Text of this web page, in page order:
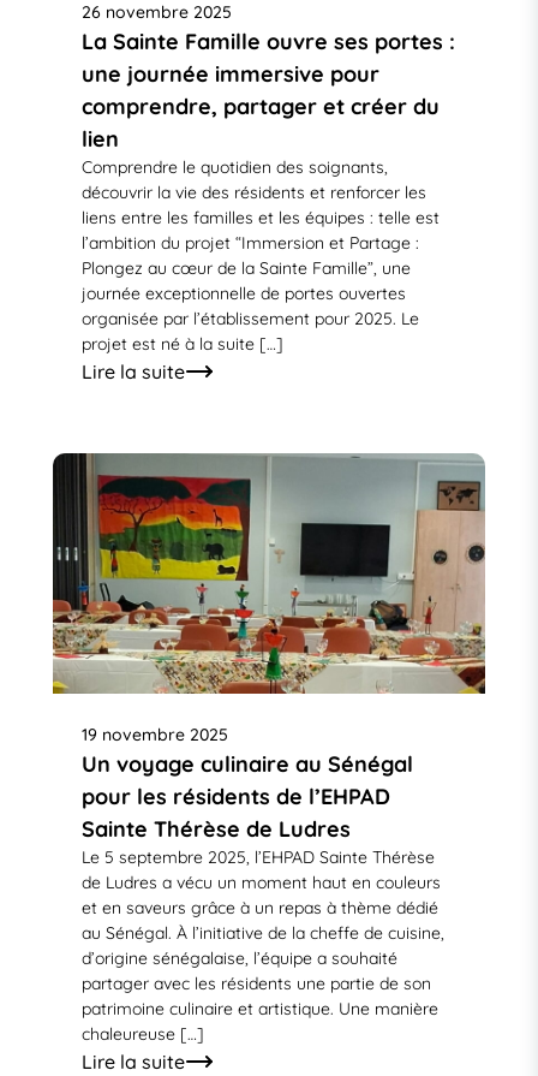
26 novembre 2025
La Sainte Famille ouvre ses portes :
une journée immersive pour
comprendre, partager et créer du
lien
Comprendre le quotidien des soignants,
découvrir la vie des résidents et renforcer les
liens entre les familles et les équipes : telle est
l’ambition du projet “Immersion et Partage :
Plongez au cœur de la Sainte Famille”, une
journée exceptionnelle de portes ouvertes
organisée par l’établissement pour 2025. Le
projet est né à la suite […]
Lire la suite
19 novembre 2025
Un voyage culinaire au Sénégal
pour les résidents de l’EHPAD
Sainte Thérèse de Ludres
Le 5 septembre 2025, l’EHPAD Sainte Thérèse
de Ludres a vécu un moment haut en couleurs
et en saveurs grâce à un repas à thème dédié
au Sénégal. À l’initiative de la cheffe de cuisine,
d’origine sénégalaise, l’équipe a souhaité
partager avec les résidents une partie de son
patrimoine culinaire et artistique. Une manière
chaleureuse […]
Lire la suite